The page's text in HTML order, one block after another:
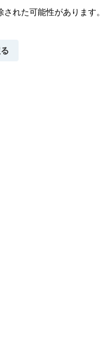
された可能性があります。